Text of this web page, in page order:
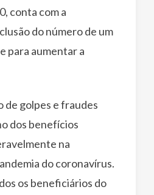
conta com a
do número de um
para aumentar a
de golpes e fraudes
dos benefícios
na
do coronavírus.
os beneficiários do